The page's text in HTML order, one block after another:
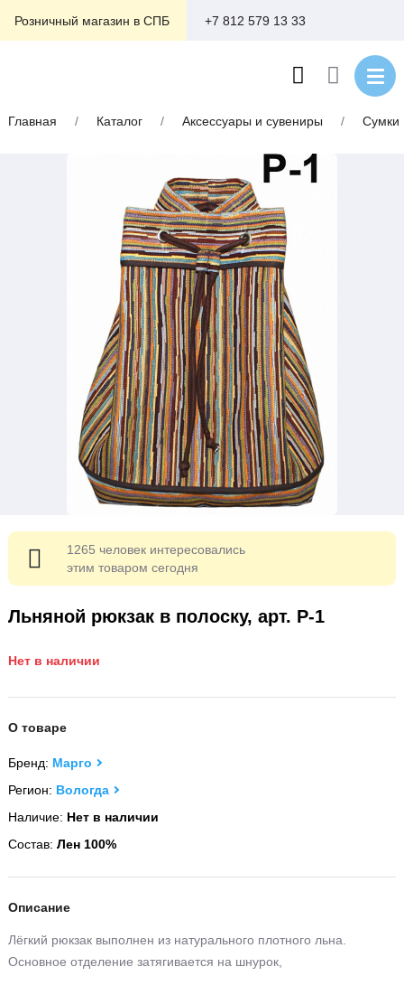
Розничный магазин в СПБ +7 812 579 13 33
Главная / Каталог / Аксессуары и сувениры / Сумки
Льняной рюкзак в полоску, арт. Р-1
Нет в наличии
О товаре
Бренд: Марго
Регион: Вологда
Наличие: Нет в наличии
Состав: Лен 100%
Описание
Лёгкий рюкзак выполнен из натурального плотного льна.
Основное отделение затягивается на шнурок,
1265 человек интересовались
этим товаром сегодня